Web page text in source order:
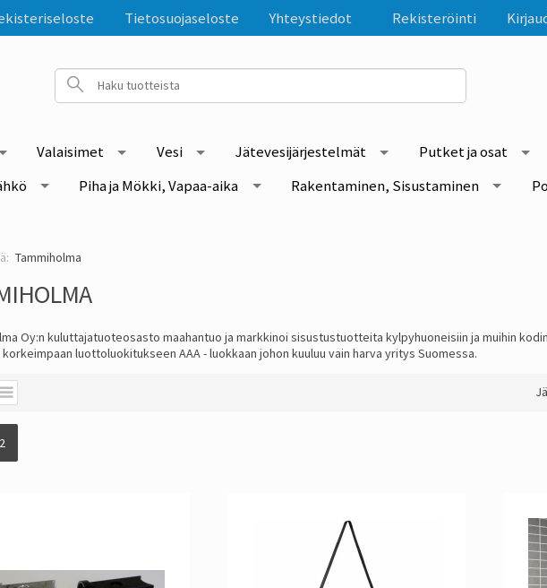
Rekisteröinti
Tietosuojaseloste Yhteystiedot
Valaisimet Vesi Jätevesijärjestelmät Putket ja osat
Piha ja Mökki, Vapaa-aika Rakentaminen, Sisustaminen
Tammiholma
Oy:n kuluttajatuoteosasto maahantuo ja markkinoi sisustustuotteita kylpyhuoneisiin ja muihin
luottoluokitukseen AAA - luokkaan johon kuuluu vain harva yritys Suomessa.